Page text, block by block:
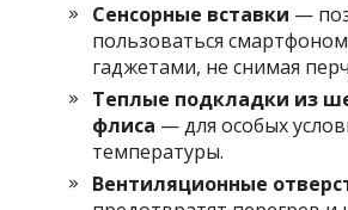
Сенсорные вставки —
пользоваться
гаджетами, не снимая
Теплые подкладки из
флиса — для особых
температуры.
Вентиляционные